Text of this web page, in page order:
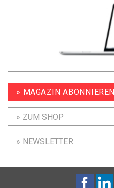
» MAGAZIN ABONNIEREN
» ZUM SHOP
» NEWSLETTER